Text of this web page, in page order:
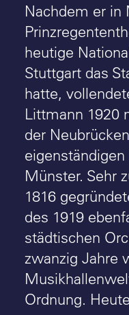
Nachdem er in
heutige
Stuttgart das
hatte,
Littmann 1920
der
Münster. Sehr
1816
des 1919
städtischen
zwanzig Jahre
Ordnung.